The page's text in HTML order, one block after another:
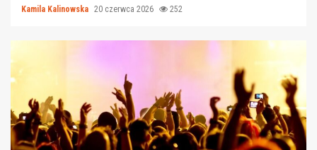
Kamila Kalinowska 20 czerwca 2026 252